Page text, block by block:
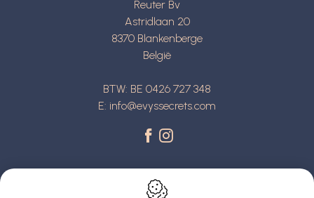
Reuter Bv
Astridlaan 20
8370 Blankenberge
België
BTW: BE 0426 727 348
E: info@evyssecrets.com